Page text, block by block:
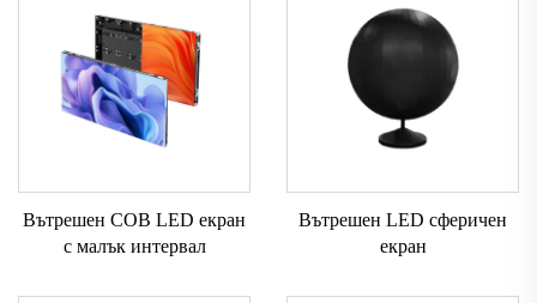
Вътрешен COB LED екран
с малък интервал
Вътрешен LED сферичен
екран